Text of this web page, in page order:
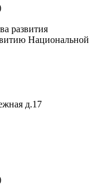
развития
Национальной
д.17